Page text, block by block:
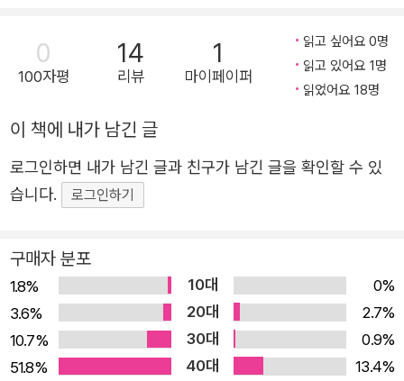
쇼가쿠간문고 소설상을 받은 작가의 데뷔작으로, 일본 독자
들에게서 큰 호평을 얻은 성장소설이다. 사소한 오해 때문에
담임 교사와 반 친구들에게서 상처를 입고 마음의 문을 닫아
버린 주인공 히토코, 외로운 히토코를 멀리서 응원하며 피아
인 어머니의 등쌀에 마음 편할 날 없는 후유키, 남모르는 비
밀을 안은 채 히토코의 곁을 맴도는 아키히로 등 여러 인물
년 시기의 잔혹함과 외로움을 아프게 전하면서도 회복과 성
장, 새로운 출발을 암시하며 잔잔한 감동을 주는 소설이다.
▶ 등장인물 소개 “얽히지 않아도 되는 사람과는 얽히지 않
아.” 어느 날 갑자기 외톨이가 되었다. 스스로 고독을 선택한
소녀. “줄곧 네가 좋았어. 아주아주 오래전부터 봐 왔으니까.
0
100자평
14
리뷰
1
마이페이퍼
읽고 싶어요 0명
읽고 있어요 1명
읽었어요 18명
이 책에 내가 남긴 글
로그인하면 내가 남긴 글과 친구가 남긴 글을 확인할 수 있
습니다.
로그인하기
구매자 분포
1.8% 10대
0%
3.6%
20대
2.7%
10.7%
30대
0.9%
51.8%
40대
13.4%